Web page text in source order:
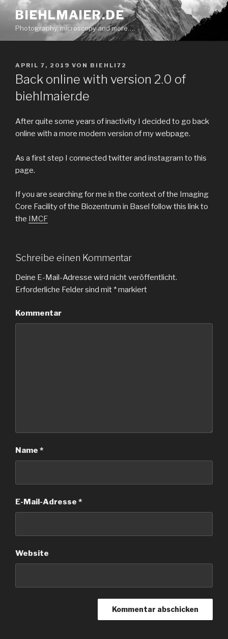
Zum
Inhalt
springen
BIEHLMAIER.DE
Photography, microscopy and more….
VERÖFFENTLICHT
AM
APRIL 7, 2019 VON BIEHLI72
Back online with version 2.0 of
biehlmaier.de
After quite some years of inactivity I decided to go back
online with a more modern version of my webpage.
As a first step I connected twitter and instagram to this
page.
If you are searching for me in the context of the Imaging
Core Facility of the Biozentrum in Basel follow this link to
the IMCF
Schreibe einen Kommentar
Deine E-Mail-Adresse wird nicht veröffentlicht.
Erforderliche Felder sind mit *markiert
Kommentar
Name *
E-Mail-Adresse *
Website